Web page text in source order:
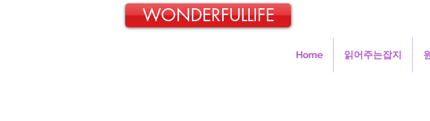
Home 읽어주는잡지
WONDERFULLIFE